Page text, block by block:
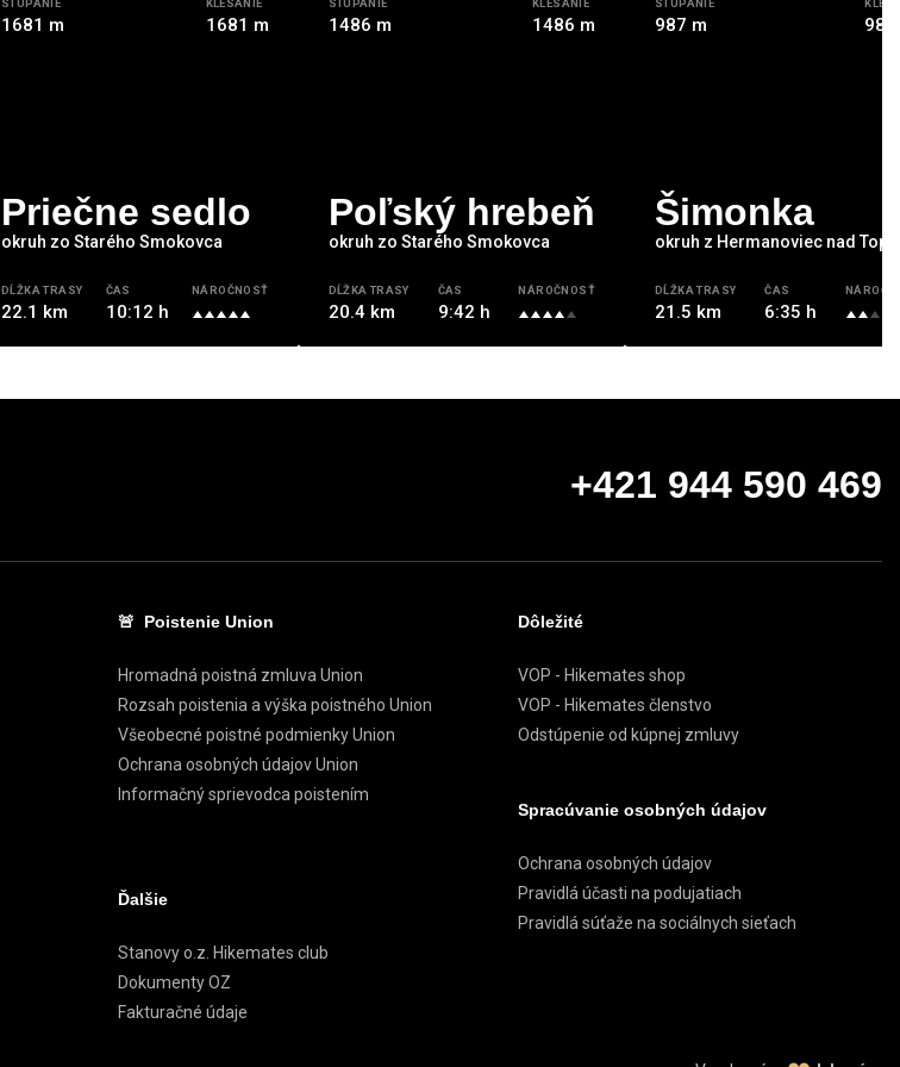
1681 m 1681 m
Priečne sedlo
okruh zo Starého Smokovca
DĹŽKA TRASY
22.1 km
ČAS
10:12 h
NÁROČNOSŤ
1486 m 1486 m
Poľský hrebeň
okruh zo Starého Smokovca
DĹŽKA TRASY
20.4 km
ČAS
9:42 h
NÁROČNOSŤ
987 m
Šimonka
okruh z Hermanoviec nad
DĹŽKA TRASY
21.5 km
ČAS
6:35 h
+421 944 590 469
🚨 Poistenie Union
Hromadná poistná zmluva Union
Rozsah poistenia a výška poistného Union
Všeobecné poistné podmienky Union
Ochrana osobných údajov Union
Informačný sprievodca poistením
Ďalšie
Stanovy o.z. Hikemates club
Dokumenty OZ
Fakturačné údaje
Dôležité
VOP - Hikemates shop
VOP - Hikemates členstvo
Odstúpenie od kúpnej zmluvy
Spracúvanie osobných údajov
Ochrana osobných údajov
Pravidlá účasti na podujatiach
Pravidlá súťaže na sociálnych sieťach